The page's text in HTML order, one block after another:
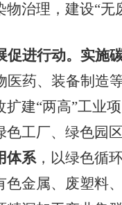
物治理，建设“无
进行动。 实施
医药、装备制造
扩建“两高”工业
色工厂、绿色园
体系，以绿色循
色金属、废塑料